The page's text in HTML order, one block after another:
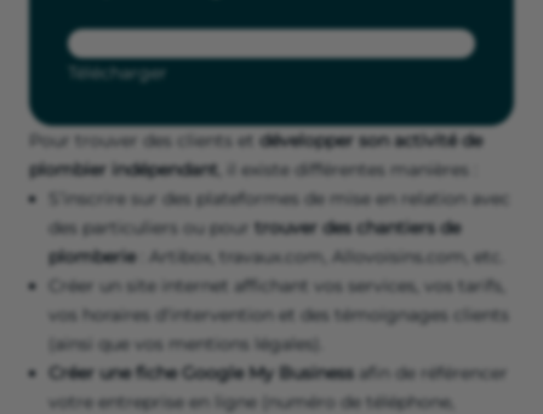
Télécharger
Pour trouver des clients et développer son activité de
plombier indépendant , il existe différentes manières :
S’inscrire sur des plateformes de mise en relation avec
des particuliers ou pour trouver des chantiers de
plomberie: Artibox, travaux.com, Allovoisins.com, etc.
Créer un site internet affichant vos services, vos tarifs,
vos horaires d'intervention et des témoignages clients
(ainsi que vos mentions légales).
Créer une fiche Google My Business afin de référencer
votre entreprise en ligne (numéro de téléphone,